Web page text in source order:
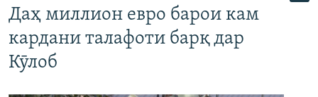
Даҳ миллион евро барои кам
кардани талафоти барқ дар
Кӯлоб